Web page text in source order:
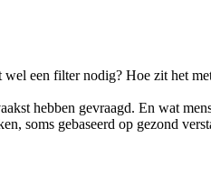
een filter nodig? Hoe zit het
hebben gevraagd. En wat
soms gebaseerd op gezond